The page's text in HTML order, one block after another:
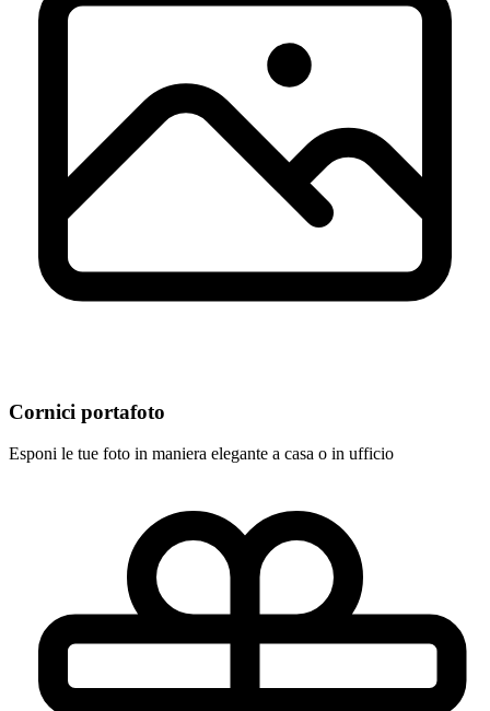
Cornici portafoto
Esponi le tue foto in maniera elegante a casa o in ufficio